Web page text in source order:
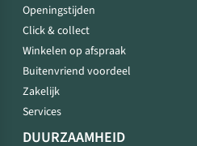
Openingstijden
Click & collect
Winkelen op afspraak
Buitenvriend voordeel
Zakelijk
Services
DUURZAAMHEID